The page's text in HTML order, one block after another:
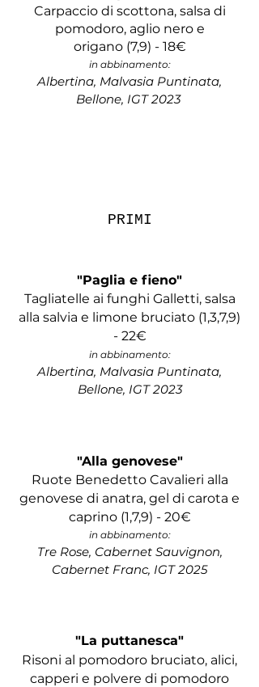
Carpaccio di scottona, salsa di
pomodoro, aglio nero e
origano (7,9) - 18€
in abbinamento:
Albertina, Malvasia Puntinata,
Bellone, IGT 2023
​PRIMI​​​​​​​​​​​​​​​​​​​​​​​​​​​
"Paglia e fieno"
Tagliatelle ai funghi Galletti, salsa
alla salvia e limone bruciato (1,3,7,9)
- 22€
in abbinamento:
Albertina, Malvasia Puntinata,
Bellone, IGT 2023
"Alla genovese"
Ruote Benedetto Cavalieri alla
genovese di anatra, gel di carota e
caprino (1,7,9) - 20€
in abbinamento:
Tre Rose, Cabernet Sauvignon,
Cabernet Franc, IGT 2025
"La puttanesca"
Risoni al pomodoro bruciato, alici,
capperi e polvere di pomodoro